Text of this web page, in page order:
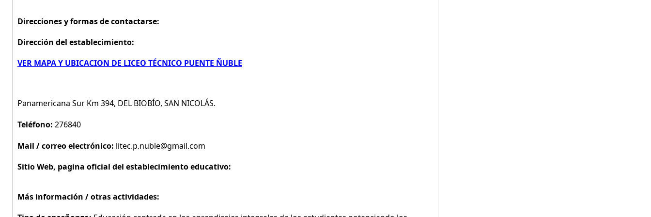
Direcciones y formas de contactarse:
Dirección del establecimiento:
VER MAPA Y UBICACION DE LICEO TÉCNICO PUENTE ÑUBLE
Panamericana Sur Km 394, DEL BIOBÍO, SAN NICOLÁS.
Teléfono: 276840
Mail / correo electrónico: litec.p.nuble@gmail.com
Sitio Web, pagina oficial del establecimiento educativo:
Más información / otras actividades: